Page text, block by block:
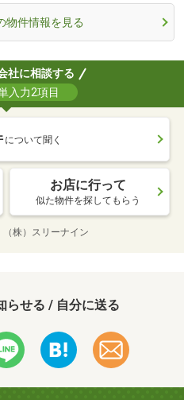
物件情報を見る
社に相談する
入力2項目
について聞く
お店に行って
似た物件を探してもらう
（株）スリーナイン
らせる / 自分に送る